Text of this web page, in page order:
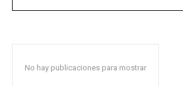
No hay publicaciones para mostrar